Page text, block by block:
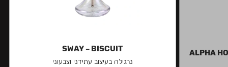
ALPHA
SWAY – BISCUIT
נרגילה בעיצוב עתידני וצבעוני